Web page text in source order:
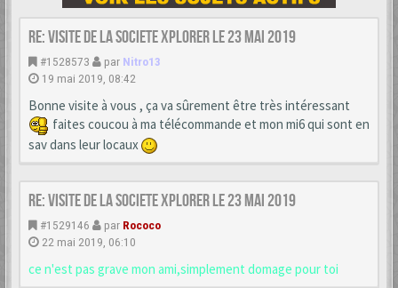
Re: VISITE DE LA SOCIETE XPLORER le 23 mai 2019
#1528573 par Nitro13
19 mai 2019, 08:42
Bonne visite à vous , ça va sûrement être très intéressant
faites coucou à ma télécommande et mon mi6 qui sont en
sav dans leur locaux
Re: VISITE DE LA SOCIETE XPLORER le 23 mai 2019
#1529146 par Rococo
22 mai 2019, 06:10
ce n'est pas grave mon ami,simplement domage pour toi